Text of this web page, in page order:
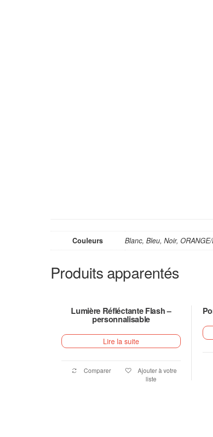
Couleurs Blanc, Bleu, Noir,
Produits apparentés
Lumière Réfléctante Flash –
personnalisable
Lire la suite
Comparer
Ajouter à votre
liste